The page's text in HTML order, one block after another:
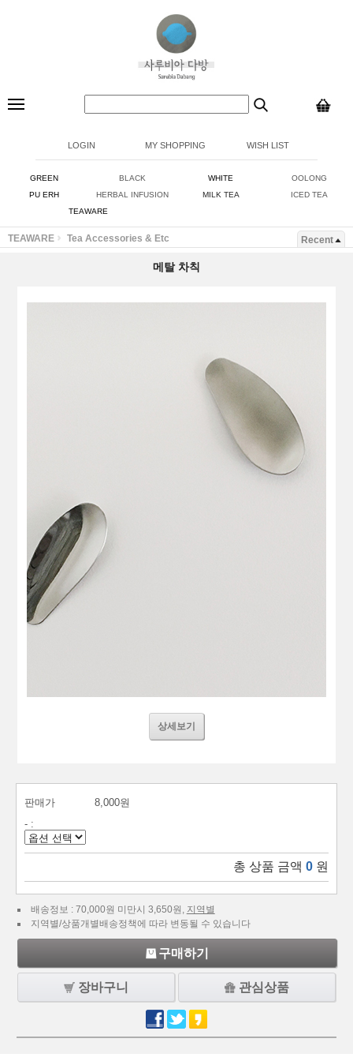
LOGIN MY SHOPPING WISH LIST
GREEN BLACK WHITE
OOLONG
PU ERH
HERBAL INFUSION MILK TEA
ICED TEA
TEAWARE
TEAWARE Tea Accessories & Etc Recent
메탈 차칙
상세보기
판매가
8,000원
- :
총 상품 금액 0 원
배송정보 : 70,000원 미만시 3,650원, 지역별
지역별/상품개별배송정책에 따라 변동될 수 있습니다
구매하기
장바구니 관심상품